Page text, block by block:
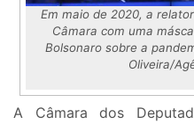
Em maio de 2020, a
Câmara com uma
Bolsonaro sobre a
Oliveira/
A Câmara dos